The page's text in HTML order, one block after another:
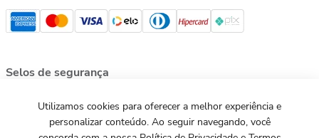
Selos de segurança
Utilizamos cookies para oferecer a melhor experiência e
personalizar conteúdo. Ao seguir navegando, você